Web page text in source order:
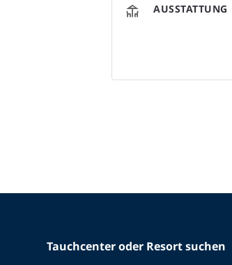
AUSSTATTUNG
Tauchcenter oder Resort suchen